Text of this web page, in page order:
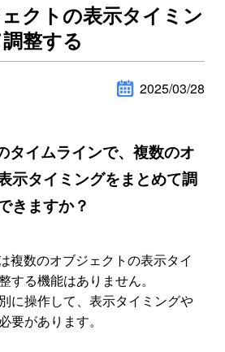
クトの表示タイミン
整する
2025/03/28
タイムラインで、複数のオ
示タイミングをまとめて調
きますか？
複数のオブジェクトの表示タイ
する機能はありません。
に操作して、表示タイミングや
要があります。